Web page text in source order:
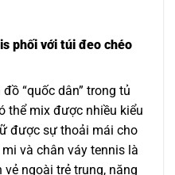
phối với túi đeo chéo
“quốc dân” trong tủ
thể mix được nhiều kiểu
được sự thoải mái cho
và chân váy tennis là
ngoài trẻ trung, năng